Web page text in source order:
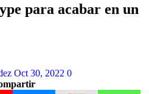
para acabar en un
Oct 30, 2022 0